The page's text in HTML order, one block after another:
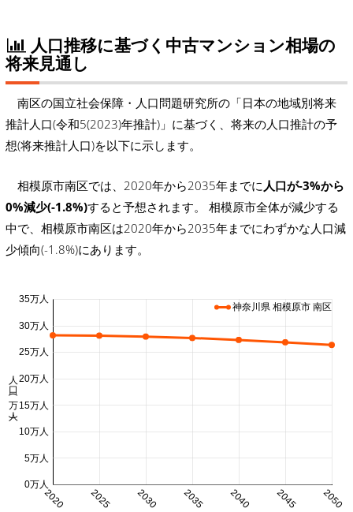
人口推移に基づく中古マンション相場の
将来見通し
南区の国立社会保障・人口問題研究所の「日本の地域別将来
推計人口(令和5(2023)年推計)」に基づく、将来の人口推計の予
想(将来推計人口)を以下に示します。
相模原市南区では、2020年から2035年までに 人口が-3%から
0%減少(-1.8%)すると予想されます。 相模原市全体が減少する
中で、相模原市南区は2020年から2035年までにわずかな人口減
少傾向(-1.8%)にあります。
2020 2025 2030 2035 2040 2045 2050
0万人
5万人
10万人
15万人
20万人
25万人
30万人
35万人
人口 (万人)
神奈川県 相模原市 南区